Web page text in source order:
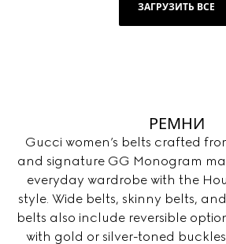
ЗАГРУЗИТЬ ВСЕ
РЕМНИ
Gucci women’s belts crafted
and signature GG Monogram
everyday wardrobe with the
style. Wide belts, skinny belts,
belts also include reversible
with gold or silver-toned